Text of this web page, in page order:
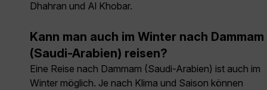
Dhahran und Al Khobar.
Kann man auch im Winter nach Dammam
(Saudi-Arabien) reisen?
Eine Reise nach Dammam (Saudi-Arabien) ist auch im
Winter möglich. Je nach Klima und Saison können